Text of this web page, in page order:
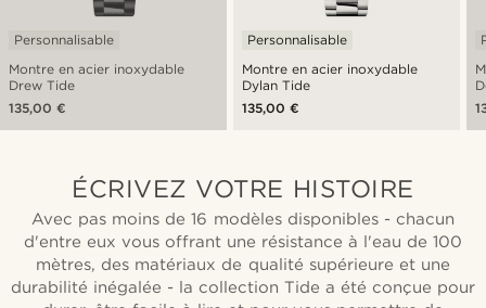
Montre en acier inoxydable
Drew Tide
Personnalisable
135,00 €
Montre en acier inoxydable
Dylan Tide
Personnalisable
135,00 €
ÉCRIVEZ VOTRE HISTOIRE
Avec pas moins de 16 modèles disponibles - chacun
d'entre eux vous offrant une résistance à l'eau de 100
mètres, des matériaux de qualité supérieure et une
durabilité inégalée - la collection Tide a été conçue pour